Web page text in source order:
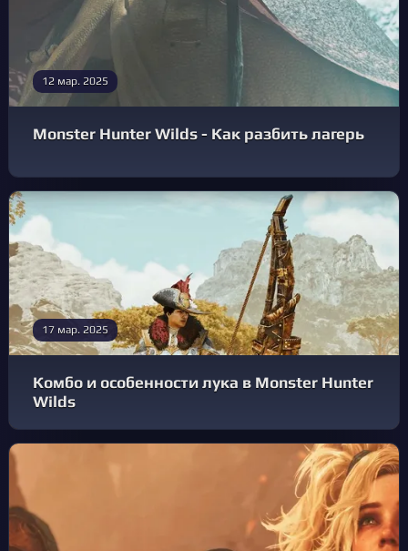
12 мар. 2025
Monster Hunter Wilds - Как разбить лагерь
17 мар. 2025
Комбо и особенности лука в Monster Hunter
Wilds